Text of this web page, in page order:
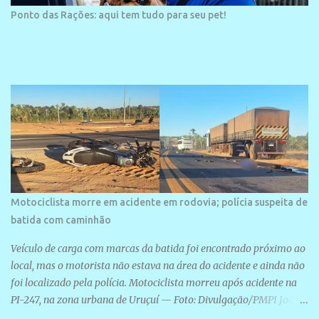
Ponto das Rações: aqui tem tudo para seu pet!
Motociclista morre em acidente em rodovia; polícia suspeita de
batida com caminhão
Veículo de carga com marcas da batida foi encontrado próximo ao
local, mas o motorista não estava na área do acidente e ainda não
foi localizado pela polícia. Motociclista morreu após acidente na
PI-247, na zona urbana de Uruçuí — Foto: Divulgação/PMPI João